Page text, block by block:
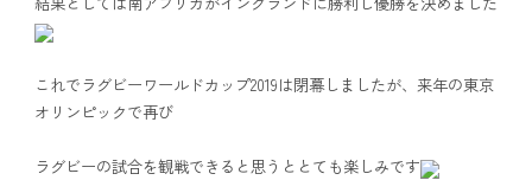
これでラグビーワールドカップ2019は閉幕しましたが、来年の東京
オリンピックで再び
ラグビーの試合を観戦できると思うととても楽しみです